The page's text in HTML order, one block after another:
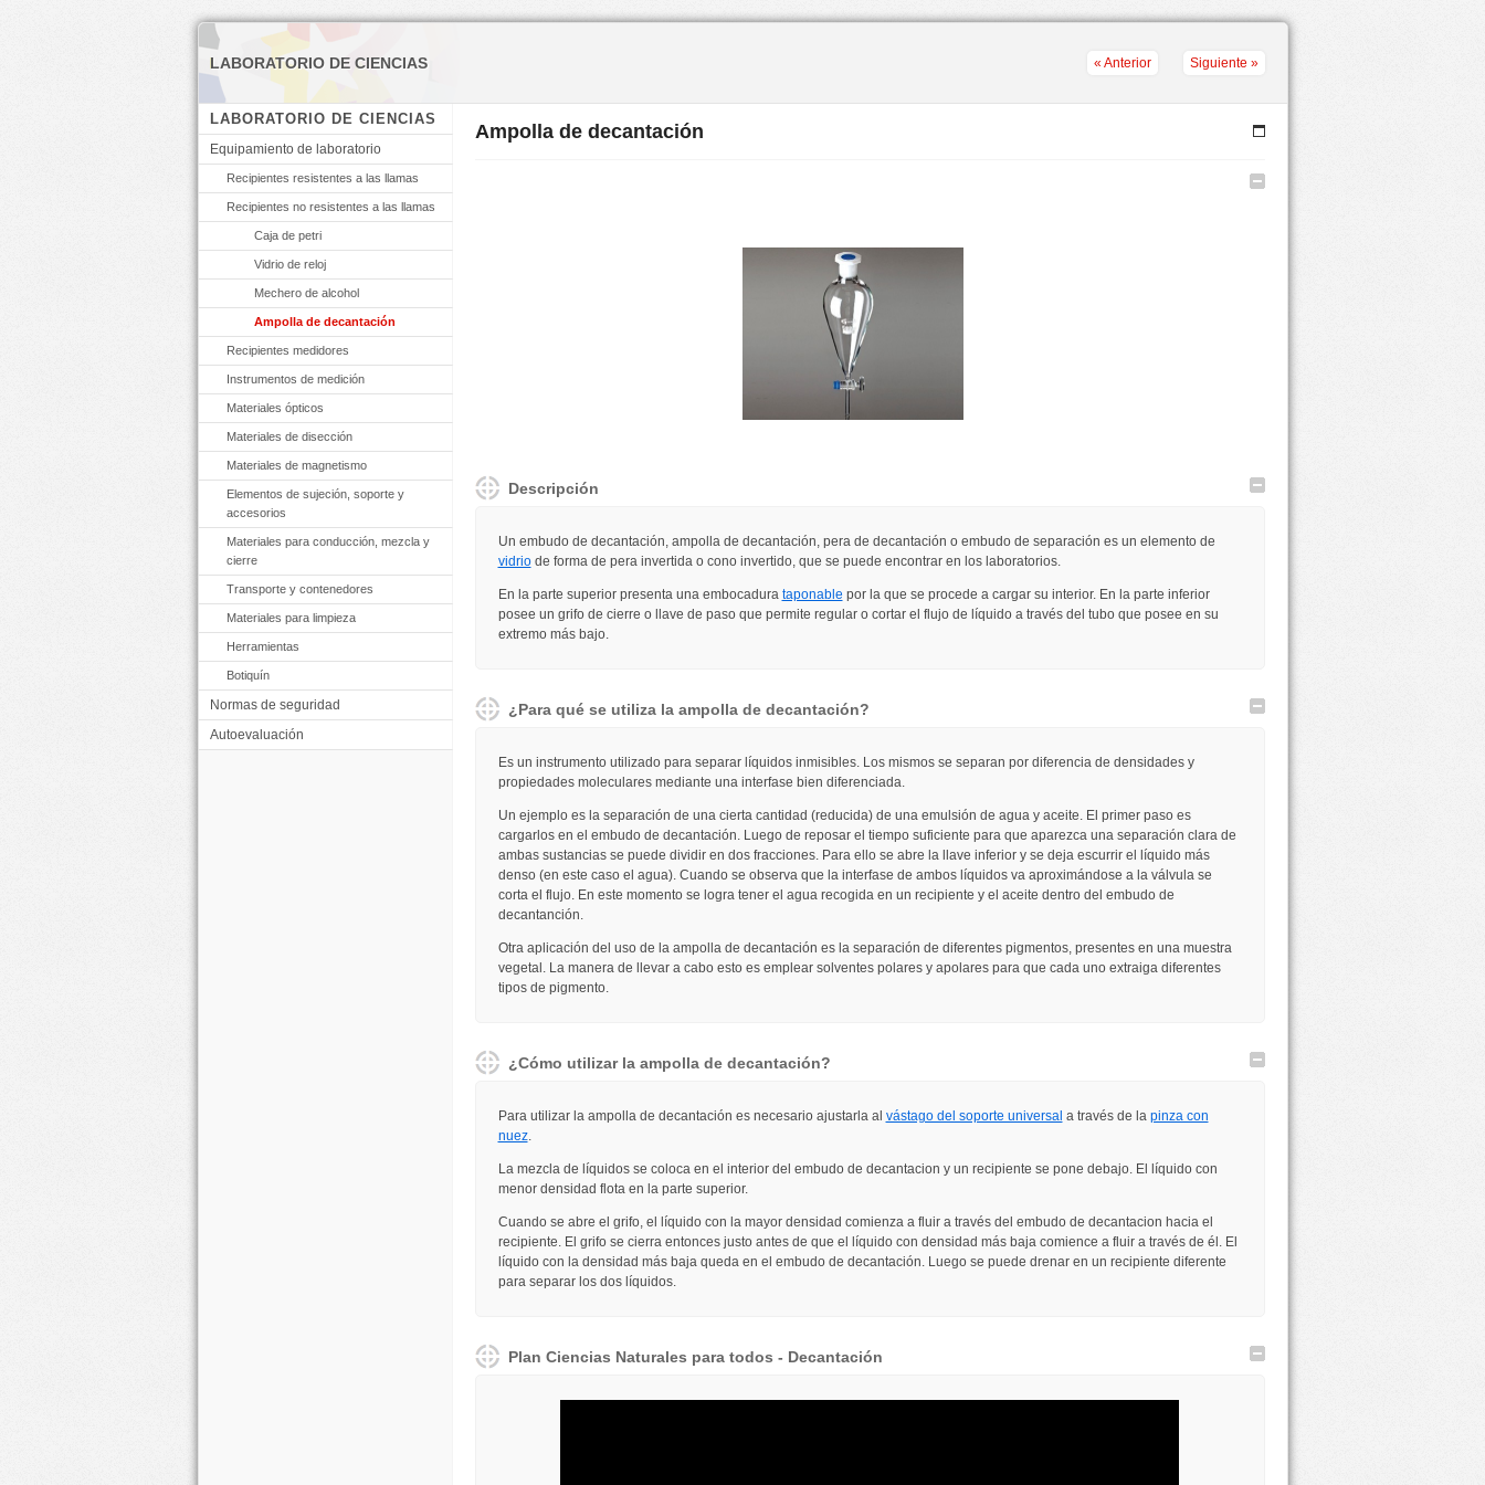
LABORATORIO DE CIENCIAS
Menú
LABORATORIO DE CIENCIAS
Equipamiento de laboratorio
Recipientes resistentes a las llamas
Recipientes no resistentes a las llamas
Caja de petri
Vidrio de reloj
Mechero de alcohol
Ampolla de decantación
Recipientes medidores
Instrumentos de medición
Materiales ópticos
Materiales de disección
Materiales de magnetismo
Elementos de sujeción, soporte y
accesorios
Materiales para conducción, mezcla y
cierre
Transporte y contenedores
Materiales para limpieza
Herramientas
Botiquín
Normas de seguridad
Autoevaluación
« Anterior Siguiente »
Ampolla de decantación
Descripción
Un embudo de decantación, ampolla de decantación, pera de decantación o embudo de separación es un elemento de
vidriode forma de pera invertida o cono invertido, que se puede encontrar en los laboratorios.
En la parte superior presenta una embocadura taponable por la que se procede a cargar su interior. En la parte inferior
posee un grifo de cierre o llave de paso que permite regular o cortar el flujo de líquido a través del tubo que posee en su
extremo más bajo.
¿Para qué se utiliza la ampolla de decantación?
Es un instrumento utilizado para separar líquidos inmisibles. Los mismos se separan por diferencia de densidades y
propiedades moleculares mediante una interfase bien diferenciada.
Un ejemplo es la separación de una cierta cantidad (reducida) de una emulsión de agua y aceite. El primer paso es
cargarlos en el embudo de decantación. Luego de reposar el tiempo suficiente para que aparezca una separación clara de
ambas sustancias se puede dividir en dos fracciones. Para ello se abre la llave inferior y se deja escurrir el líquido más
denso (en este caso el agua). Cuando se observa que la interfase de ambos líquidos va aproximándose a la válvula se
corta el flujo. En este momento se logra tener el agua recogida en un recipiente y el aceite dentro del embudo de
decantanción.
Otra aplicación del uso de la ampolla de decantación es la separación de diferentes pigmentos, presentes en una muestra
vegetal. La manera de llevar a cabo esto es emplear solventes polares y apolares para que cada uno extraiga diferentes
tipos de pigmento.
¿Cómo utilizar la ampolla de decantación?
Para utilizar la ampolla de decantación es necesario ajustarla al vástago del soporte universal a través de la pinza con
nuez.
La mezcla de líquidos se coloca en el interior del embudo de decantacion y un recipiente se pone debajo. El líquido con
menor densidad flota en la parte superior.
Cuando se abre el grifo, el líquido con la mayor densidad comienza a fluir a través del embudo de decantacion hacia el
recipiente. El grifo se cierra entonces justo antes de que el líquido con densidad más baja comience a fluir a través de él. El
líquido con la densidad más baja queda en el embudo de decantación. Luego se puede drenar en un recipiente diferente
para separar los dos líquidos.
Plan Ciencias Naturales para todos - Decantación